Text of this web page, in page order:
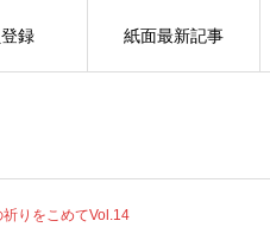
録 紙面最新記事
りをこめてVol.14